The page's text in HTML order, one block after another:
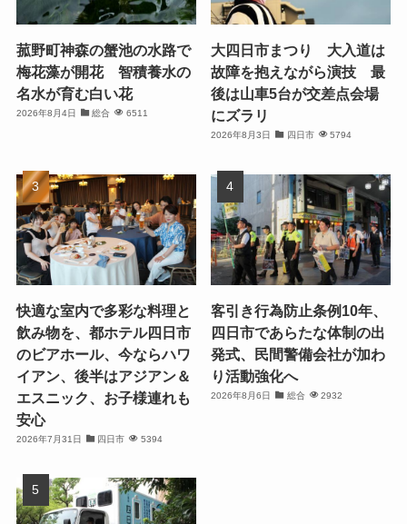
菰野町神森の蟹池の水路で
梅花藻が開花 智積養水の
名水が育む白い花
2026年8月4日 総合 6511
大四日市まつり 大入道は
故障を抱えながら演技 最
後は山車5台が交差点会場
にズラリ
2026年8月3日 四日市 5794
快適な室内で多彩な料理と
飲み物を、都ホテル四日市
のビアホール、今ならハワ
イアン、後半はアジアン＆
エスニック、お子様連れも
安心
2026年7月31日 四日市 5394
客引き行為防止条例10年、
四日市であらたな体制の出
発式、民間警備会社が加わ
り活動強化へ
2026年8月6日 総合 2932